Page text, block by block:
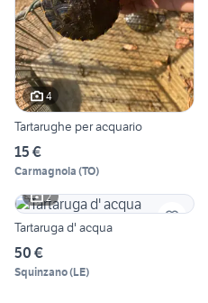
4
Tartarughe per acquario
15 €
Carmagnola (TO)
2
Tartaruga d' acqua
50 €
Squinzano(LE)